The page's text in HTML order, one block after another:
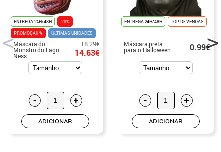
ENTREGA 24H/48H
-20%
PROMOÇAO %
ÚLTIMAS UNIDADES
Máscara do
Monstro do Lago
Ness
18.29€
14.63€
- +
ADICIONAR
ENTREGA 24H/48H TOP DE VENDAS
Máscara preta
para o Halloween 0.99€
- +
ADICIONAR